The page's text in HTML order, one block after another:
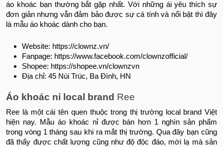
áo khoác bạn thường bắt gặp nhất. Với những ái yêu thích sự
đơn giản nhưng vẫn đảm bảo được sự cá tính và nổi bật thì đây
là mẫu áo khoác dành cho bạn.
Website: https://clownz.vn/
Fanpage: https://www.facebook.com/clownzofficial/
Shopee: https://shopee.vn/clownzvn
Địa chỉ: 45 Núi Trúc, Ba Đình, HN
Áo khoác nỉ local brand Ree
Ree là một cái tên quen thuộc trong thị trường local brand Việt
hiện nay. Mẫu áo khoác nỉ được bán hơn 1 nghìn sản phẩm
trong vòng 1 tháng sau khi ra mắt thị trường. Qua đây bạn cũng
đã thấy được chất lượng cũng như độ độc đáo, mới lạ mà sản